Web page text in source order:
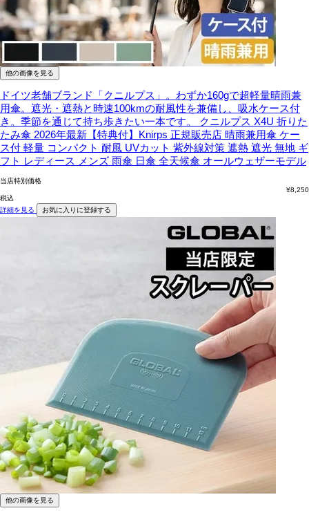
他の画像を見る
ドイツ老舗ブランド「クニルプス」。わずか160gで超軽量晴雨兼
用傘。遮光・遮熱と時速100kmの耐風性を兼備し、吸水ケース付
き。季節を通じて持ち歩きたい一本です。
クニルプス X4U 折りた
たみ傘 2026年最新【特典付】Knirps 正規販売店 晴雨兼用傘 ケー
ス付 軽量 コンパクト 耐風 UVカット 紫外線対策 遮熱 遮光 無地 ギ
フト レディース メンズ 雨傘 日傘 全天候傘 オールウェザーモデル
当店特別価格
¥8,250
税込
詳細を見る
お気に入りに登録する
他の画像を見る